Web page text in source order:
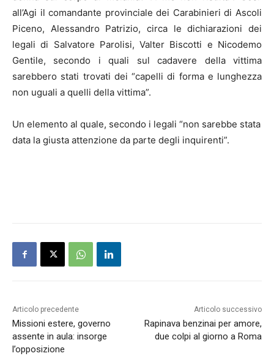
all’Agi il comandante provinciale dei Carabinieri di Ascoli
Piceno, Alessandro Patrizio, circa le dichiarazioni dei
legali di Salvatore Parolisi, Valter Biscotti e Nicodemo
Gentile, secondo i quali sul cadavere della vittima
sarebbero stati trovati dei “capelli di forma e lunghezza
non uguali a quelli della vittima”.
Un elemento al quale, secondo i legali “non sarebbe stata
data la giusta attenzione da parte degli inquirenti”.
Articolo precedente
Missioni estere, governo
assente in aula: insorge
l’opposizione
Articolo successivo
Rapinava benzinai per amore,
due colpi al giorno a Roma